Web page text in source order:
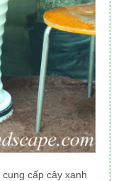
cấp cây xanh